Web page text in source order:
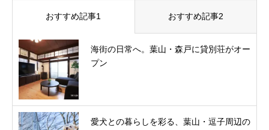
おすすめ記事1 おすすめ記事2
海街の日常へ。葉山・森戸に貸別荘がオー
プン
愛犬との暮らしを彩る、葉山・逗子周辺の